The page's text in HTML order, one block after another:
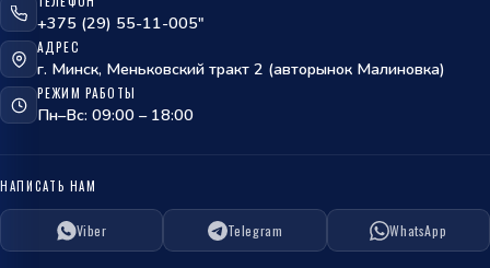
ОТПРАВИТЬ
+375 (29) 55-11-005"
АДРЕС
г. Минск, Меньковский тракт 2 (авторынок Малиновка)
РЕЖИМ РАБОТЫ
Пн–Вс: 09:00 – 18:00
НАПИСАТЬ НАМ
Viber Telegram WhatsApp